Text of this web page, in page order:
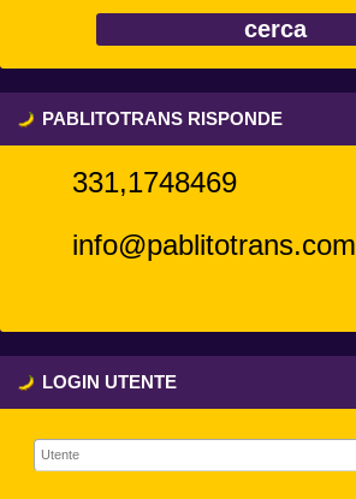
PABLITOTRANS RISPONDE
331,1748469
info@pablitotrans.com
LOGIN UTENTE